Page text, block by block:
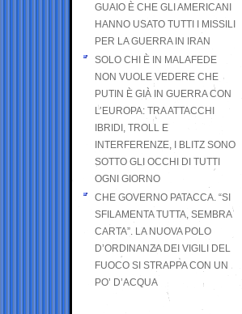
GUAIO È CHE GLI AMERICANI
HANNO USATO TUTTI I MISSILI
PER LA GUERRA IN IRAN
SOLO CHI È IN MALAFEDE
NON VUOLE VEDERE CHE
PUTIN È GIÀ IN GUERRA CON
L’EUROPA: TRA ATTACCHI
IBRIDI, TROLL E
INTERFERENZE, I BLITZ SONO
SOTTO GLI OCCHI DI TUTTI
OGNI GIORNO
CHE GOVERNO PATACCA. “SI
SFILAMENTA TUTTA, SEMBRA
CARTA”. LA NUOVA POLO
D’ORDINANZA DEI VIGILI DEL
FUOCO SI STRAPPA CON UN
PO’ D’ACQUA